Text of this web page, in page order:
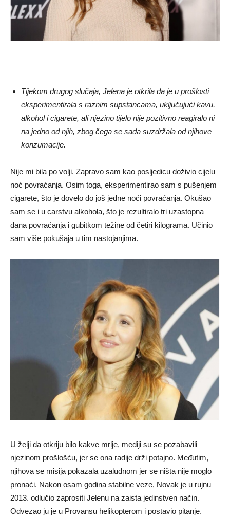
Tijekom drugog slučaja, Jelena je otkrila da je u prošlosti
eksperimentirala s raznim supstancama, uključujući kavu,
alkohol i cigarete, ali njezino tijelo nije pozitivno reagiralo ni
na jedno od njih, zbog čega se sada suzdržala od njihove
konzumacije.
Nije mi bila po volji. Zapravo sam kao posljedicu doživio cijelu
noć povraćanja. Osim toga, eksperimentirao sam s pušenjem
cigarete, što je dovelo do još jedne noći povraćanja. Okušao
sam se i u carstvu alkohola, što je rezultiralo tri uzastopna
dana povraćanja i gubitkom težine od četiri kilograma. Učinio
sam više pokušaja u tim nastojanjima.
U želji da otkriju bilo kakve mrlje, mediji su se pozabavili
njezinom prošlošću, jer se ona radije drži potajno. Međutim,
njihova se misija pokazala uzaludnom jer se ništa nije moglo
pronaći. Nakon osam godina stabilne veze, Novak je u rujnu
2013. odlučio zaprositi Jelenu na zaista jedinstven način.
Odvezao ju je u Provansu helikopterom i postavio pitanje.